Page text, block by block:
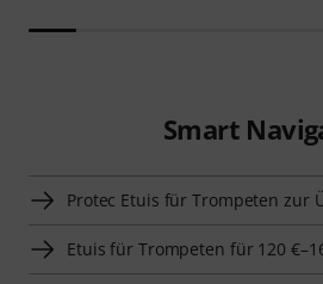
Smart
Protec Etuis für Trompeten zur
Etuis für Trompeten für 120